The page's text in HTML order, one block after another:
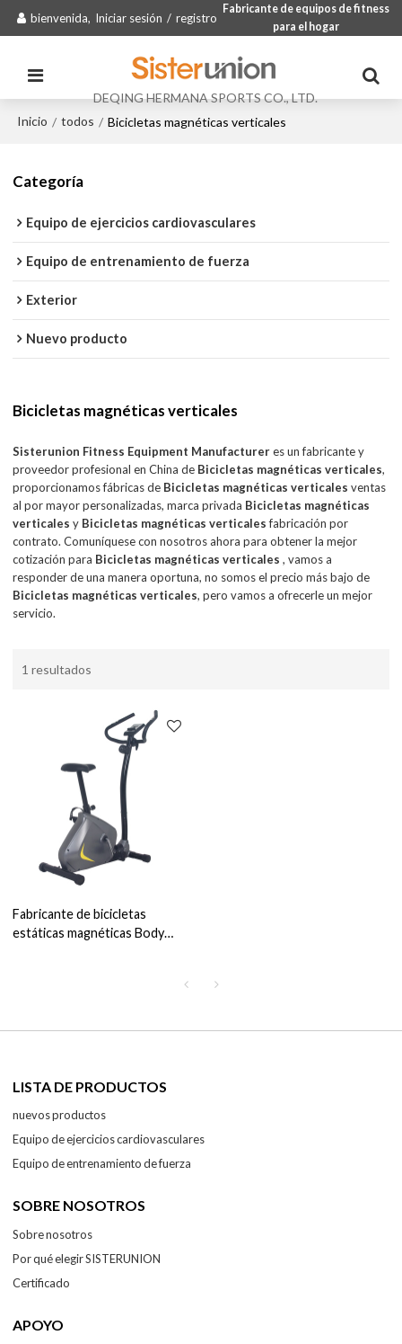
bienvenida, Iniciar sesión / registro
Fabricante de equipos de fitness
para el hogar
DEQING HERMANA SPORTS CO., LTD.
Inicio / todos / Bicicletas magnéticas verticales
Categoría
Equipo de ejercicios cardiovasculares
Equipo de entrenamiento de fuerza
Exterior
Nuevo producto
Bicicletas magnéticas verticales
Sisterunion Fitness Equipment Manufactureres un fabricante y
proveedor profesional en China de Bicicletas magnéticas verticales,
proporcionamos fábricas de Bicicletas magnéticas verticales ventas
al por mayor personalizadas, marca privada Bicicletas magnéticas
verticales y Bicicletas magnéticas verticalesfabricación por
contrato. Comuníquese con nosotros ahora para obtener la mejor
cotización para Bicicletas magnéticas verticales , vamos a
responder de una manera oportuna, no somos el precio más bajo de
Bicicletas magnéticas verticales, pero vamos a ofrecerle un mejor
servicio.
1 resultados
Fabricante de bicicletas
estáticas magnéticas Body
LISTA DE PRODUCTOS
nuevos productos
Equipo de ejercicios cardiovasculares
Equipo de entrenamiento de fuerza
SOBRE NOSOTROS
Sobre nosotros
Por qué elegir SISTERUNION
Certificado
APOYO